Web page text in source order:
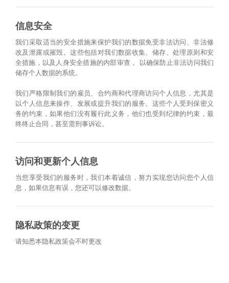
信息安全
我们采取适当的安全措施来保护我们的数据免受非法访问、非法修
改及泄露或摧毁。这些包括对我们数据收集、储存、处理原则和安
全措施，以及人身安全措施的内部审查， 以确保防止非法访问我们
储存个人数据的系统。
我们严格限制我们的雇员、合约商和代理商访问个人信息，尤其是
以个人信息来操作、发展或提升我们的服务。这些个人受到保密义
务的约束，如果他们没有履行此义务，他们也受到纪律的约束，最
终终止合同，甚至需刑事诉讼。
访问和更新个人信息
当您享受我们的服务时，我们本着诚信，努力实现您访问您个人信
息，如果信息有误，您还可以修改数据。
隐私政策的变更
请知悉本隐私政策会不时更改